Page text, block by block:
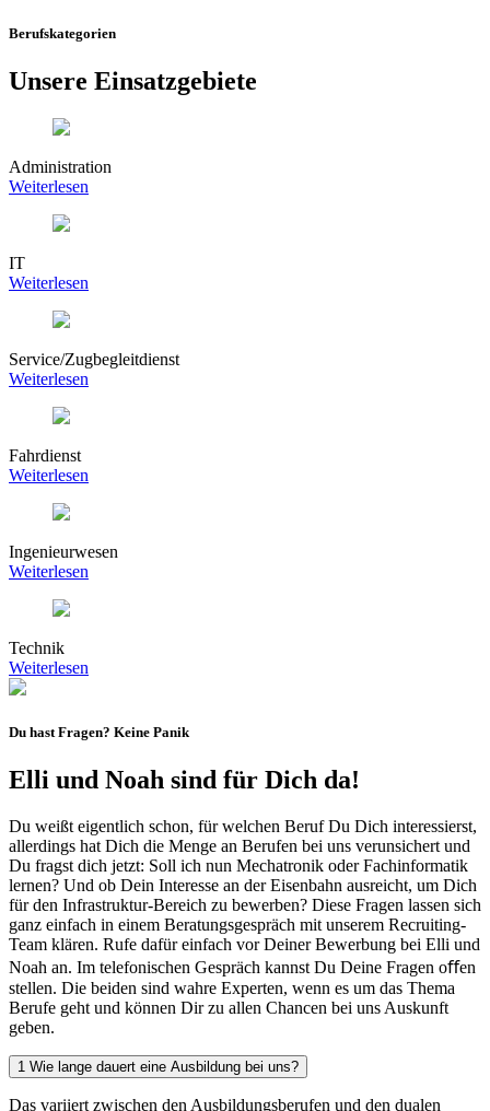
Berufskategorien
Unsere Einsatzgebiete
Administration
Weiterlesen
IT
Weiterlesen
Service/Zugbegleitdienst
Weiterlesen
Fahrdienst
Weiterlesen
Ingenieurwesen
Weiterlesen
Technik
Weiterlesen
Du hast Fragen? Keine Panik
Elli und Noah sind für Dich da!
Du weißt eigentlich schon, für welchen Beruf Du Dich interessierst,
allerdings hat Dich die Menge an Berufen bei uns verunsichert und
Du fragst dich jetzt: Soll ich nun Mechatronik oder Fachinformatik
lernen? Und ob Dein Interesse an der Eisenbahn ausreicht, um Dich
für den Infrastruktur-Bereich zu bewerben? Diese Fragen lassen sich
ganz einfach in einem Beratungsgespräch mit unserem Recruiting-
Team klären. Rufe dafür einfach vor Deiner Bewerbung bei Elli und
Noah an. Im telefonischen Gespräch kannst Du Deine Fragen oﬀen
stellen. Die beiden sind wahre Experten, wenn es um das Thema
Berufe geht und können Dir zu allen Chancen bei uns Auskunft
geben.
1 Wie lange dauert eine Ausbildung bei uns?
Das variiert zwischen den Ausbildungsberufen und den dualen